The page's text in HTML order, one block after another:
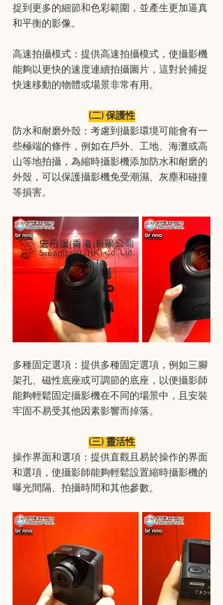
捉到更多的細節和色彩範圍，並產生更加逼真
和平衡的影像。
高速拍攝模式：提供高速拍攝模式，使攝影機
能夠以更快的速度連續拍攝圖片，這對於捕捉
快速移動的物體或場景非常有用。
(二) 保護性
防水和耐磨外殼：考慮到攝影環境可能會有一
些極端的條件，例如在戶外、工地、海灘或高
山等地拍攝，為縮時攝影機添加防水和耐磨的
外殼，可以保護攝影機免受潮濕、灰塵和碰撞
等損害。
多種固定選項：提供多種固定選項，例如三腳
架孔、磁性底座或可調節的底座，以便攝影師
能夠輕鬆固定攝影機在不同的場景中，且安裝
牢固不易受其他因素影響而掉落。
(三) 靈活性
操作界面和選項：提供直觀且易於操作的界面
和選項，使攝影師能夠輕鬆設置縮時攝影機的
曝光間隔、拍攝時間和其他參數。